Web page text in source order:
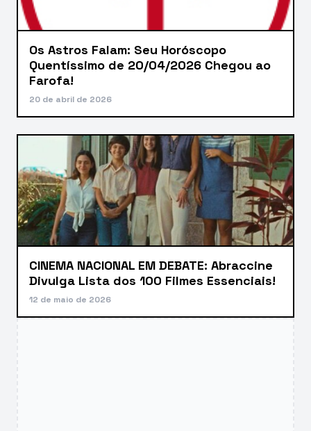
Os Astros Falam: Seu Horóscopo
Quentíssimo de 20/04/2026 Chegou ao
Farofa!
20 de abril de 2026
CINEMA NACIONAL EM DEBATE: Abraccine
Divulga Lista dos 100 Filmes Essenciais!
12 de maio de 2026